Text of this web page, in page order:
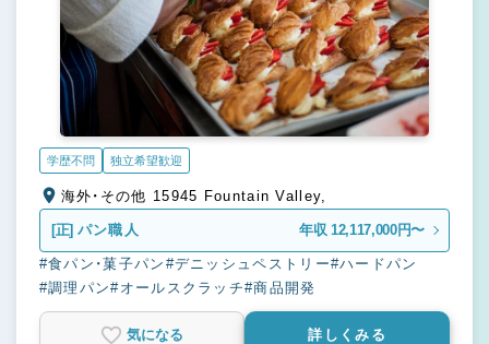
学歴不問 独立希望歓迎
海外・その他 15945 Fountain Valley,
[正] パン職人 年収 12,117,000円〜
#食パン・菓子パン #デニッシュペストリー#ハードパン
#調理パン#オールスクラッチ#商品開発
気になる 詳しくみる